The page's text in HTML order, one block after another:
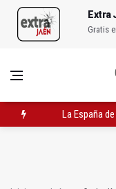
Extra
Gratis
La España